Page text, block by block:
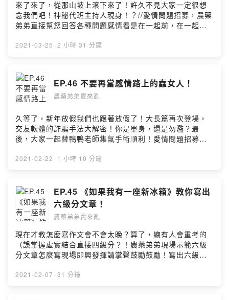
AtYzZiOWRj/Powered by Firstory Hosting
來了來了，從那山坡上滾下來了！許久不見大家一定很想
念我們吧！神秘代班主持人現身！？//愛情問題招募，農藥
弟弟直接幫您回答各種問題感情看是在一起前，在一起
來亂/nongyaodidi🔍FB：農藥弟弟賣來亂🦆留言給農藥弟
wexai?m=comment🧚🏻‍♂️小額贊助農藥弟弟讓我們更有動力
做好節目 🧚🏻‍♀️https://pay.firstory.me/user/nongyaodidi
背景音樂出處： Happy Life
AtYzZiOWRj/Powered by Firstory Hosting
2021-03-25 · 2 小時 31 分鐘
EP.46 不要再當感情路上的蠢女人！
農藥弟弟賣來亂
久等了，新年放假我們也跟著放假了！大長篇再次登場，
交友軟體的詐騙手法大解密！你是單身，還是勿濫？最
後，大家一起替鴨鴨老師集氣手術順利！愛情問題招募，
起時，結婚之後，通通都可以為你解答！🔍IG：農藥弟弟
https://open.firstory.me/story/ckku1h2xcohx60866xilk
l0it?m=comment🧚🏻‍♂️小額贊助農藥弟弟讓我們更有動力做
好節目 🧚🏻‍♀️https://pay.firstory.me/user/nongyaodidi背
景音樂出處：Happy Life
https://www.cdbabylicensing.com/track/Mzg1OTE3ND
AtYzZiOWRj/Powered by Firstory Hosting
2021-02-22 · 1 小時 10 分鐘
EP.45 《如果我有一座新冰箱》教你寫出
六級分文章！
農藥弟弟賣來亂
現在才教怎麼寫作文會不會太晚？算了，總有人會重考的
（誤掌握虛實結合直接四級分？！農藥弟弟現場示範六級
分文章怎麼寫現場即興發揮請掌聲鼓勵鼓勵！寫出六級分
農藥弟弟直接幫您回答各種問題感情看是在一起前，在一
2021-02-07 · 31 分鐘